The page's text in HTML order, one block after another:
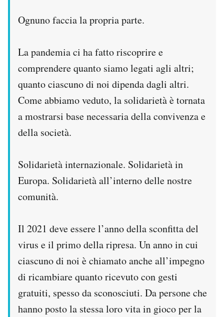
Ognuno faccia la propria parte.
La pandemia ci ha fatto riscoprire e
comprendere quanto siamo legati agli altri;
quanto ciascuno di noi dipenda dagli altri.
Come abbiamo veduto, la solidarietà è tornata
a mostrarsi base necessaria della convivenza e
della società.
Solidarietà internazionale. Solidarietà in
Europa. Solidarietà all’interno delle nostre
comunità.
Il 2021 deve essere l’anno della sconfitta del
virus e il primo della ripresa. Un anno in cui
ciascuno di noi è chiamato anche all’impegno
di ricambiare quanto ricevuto con gesti
gratuiti, spesso da sconosciuti. Da persone che
hanno posto la stessa loro vita in gioco per la